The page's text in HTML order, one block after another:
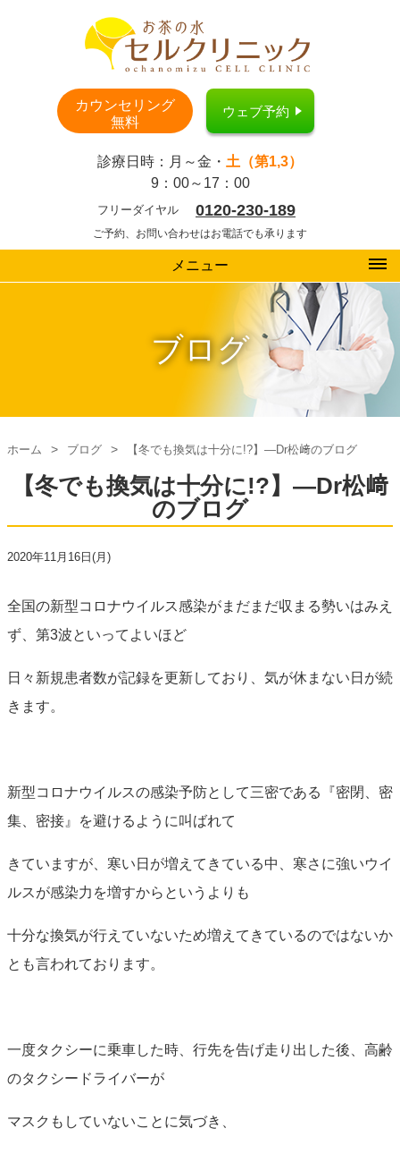
カウンセリング
無料
ウェブ予約
診療日時：月～金・ 土（第1,3）
9：00～17：00
フリーダイヤル 0120-230-189
ご予約、お問い合わせはお電話でも承ります
メニュー
ブログ
ホーム ブログ 【冬でも換気は十分に!?】—Dr松﨑のブログ
【冬でも換気は十分に!?】—Dr松﨑
のブログ
2020年11月16日(月)
全国の新型コロナウイルス感染がまだまだ収まる勢いはみえ
ず、第3波といってよいほど
日々新規患者数が記録を更新しており、気が休まない日が続
きます。
新型コロナウイルスの感染予防として三密である『密閉、密
集、密接』を避けるように叫ばれて
きていますが、寒い日が増えてきている中、寒さに強いウイ
ルスが感染力を増すからというよりも
十分な換気が行えていないため増えてきているのではないか
とも言われております。
一度タクシーに乗車した時、行先を告げ走り出した後、高齢
のタクシードライバーが
マスクもしていないことに気づき、